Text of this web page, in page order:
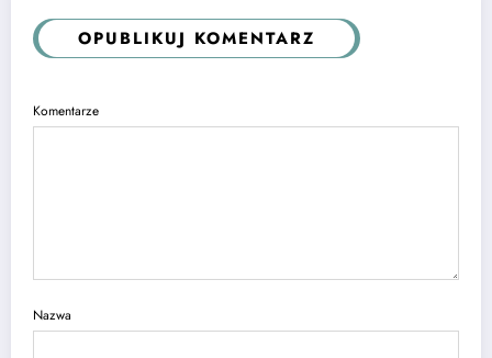
OPUBLIKUJ KOMENTARZ
Komentarze
Nazwa